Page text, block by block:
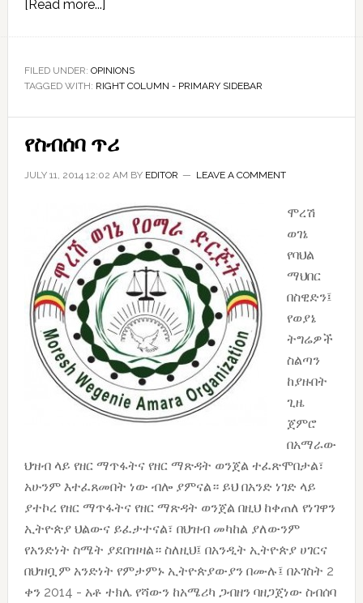
[Read more...]
በጋዛ!
FILED UNDER: OPINIONS
TAGGED WITH: RIGHT COLUMN - PRIMARY SIDEBAR
የስብሰባ ጥሪ
JULY 11, 2014 12:02 AM BY EDITOR LEAVE A COMMENT
ሞረሽ
ወገኔ
የባህል
ማህበር
በስዊድን፤
የወያኔ
ትግሬዎች
ስልጣን
ከያዙበት
ጊዜ
ጀምሮ
በአማራው
ህዝብ ላይ የዘር ማጥፋትና የዘር ማጽዳት ወንጀል ተፈጽሞበታል፣
አሁንም እተፈጸመበት ነው ብሎ ያምናል። ይህ በአንድ ነገድ ላይ
ያተኮረ የዘር ማጥፋትና የዘር ማጽዳት ወንጀል በዚህ ከቀጠለ የነገዋን
ኢትዮጵያ ህልውና ይፈታተናል፣ በህዝብ መካከል ያለውንም
የአንድነት ስሜት ያደበዝዛል። ስለዚህ፤ በአንዲት ኢትዮጵያ ሀገርና
በህዝቧም አንድነት የምታምኑ ኢትዮጵያውያን በሙሉ፤ በኦገስት 2
ቀን 2014 - አቶ ተክሌ የሻውን ከአሜሪካ ጋብዘን ባዘጋጀነው ስብሰባ